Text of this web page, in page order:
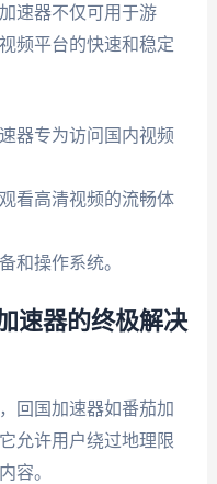
速器不仅可用于游
频平台的快速和稳定
器专为访问国内视频
看高清视频的流畅体
和操作系统。
速器的终极解决
回国加速器如番茄加
允许用户绕过地理限
容。